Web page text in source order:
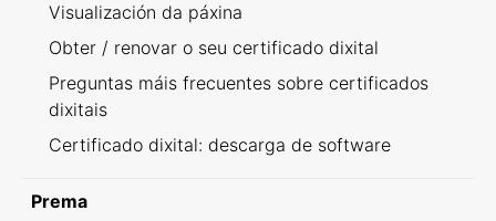
Visualización da páxina
Obter / renovar o seu certificado dixital
Preguntas máis frecuentes sobre certificados
dixitais
Certificado dixital: descarga de software
Prema